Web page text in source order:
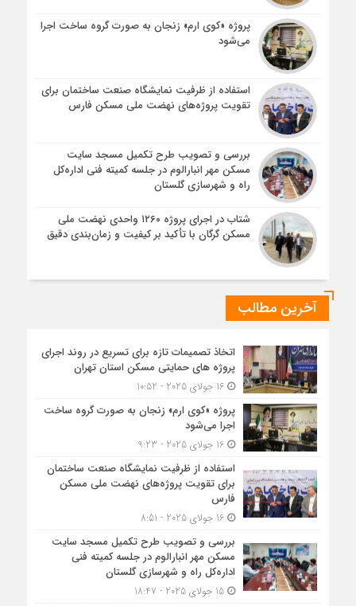
پروژه «کوی ارم» زنجان به صورت گروه ساخت اجرا
می‌شود
استفاده از ظرفیت نمایشگاه صنعت ساختمان برای
تقویت پروژه‌های نهضت ملی مسکن فارس
بررسی و تصویب طرح تکمیل مسجد سایت
مسکن مهر انبارالوم در جلسه کمیته فنی اداره‌کل
راه و شهرسازی گلستان
شتاب در اجرای پروژه ۱۲۶۰ واحدی نهضت ملی
مسکن گرگان با تأکید بر کیفیت و زمان‌بندی دقیق
آخرین مطالب
اتخاذ تصمیمات تازه برای تسریع در روند اجرای
پروژه های حمایتی مسکن استان تهران
16 جولای 2025 - 10:52
پروژه «کوی ارم» زنجان به صورت گروه ساخت
اجرا می‌شود
16 جولای 2025 - 9:23
استفاده از ظرفیت نمایشگاه صنعت ساختمان
برای تقویت پروژه‌های نهضت ملی مسکن
فارس
16 جولای 2025 - 8:51
بررسی و تصویب طرح تکمیل مسجد سایت
مسکن مهر انبارالوم در جلسه کمیته فنی
اداره‌کل راه و شهرسازی گلستان
15 جولای 2025 - 18:47